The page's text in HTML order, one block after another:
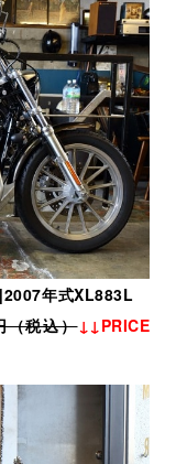
年式XL883L
（税込）↓↓PRICE